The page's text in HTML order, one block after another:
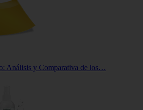
Análisis y Comparativa de los…